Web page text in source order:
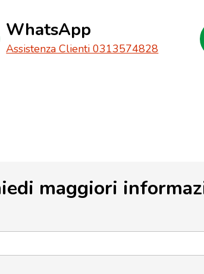
WhatsApp
Assistenza Clienti 0313574828
maggiori